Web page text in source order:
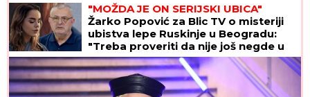
"MOŽDA JE ON SERIJSKI UBICA"
Žarko Popović za Blic TV o misteriji
ubistva lepe Ruskinje u Beogradu:
"Treba proveriti da nije još negde u
Srbiji napravio neko ZLO"